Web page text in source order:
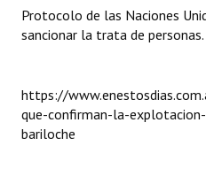
Ciudadano Ilustre - Registro
Huéspedes de Honor - Registro
Antiguos Pobladores - Registro
Protocolo de las Naciones
sancionar la trata de personas.
https://
que-confirman-la-
bariloche